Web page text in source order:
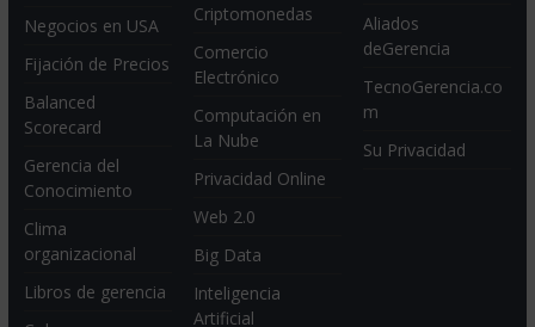
Negocios en USA
Fijación de Precios
Balanced
Scorecard
Gerencia del
Conocimiento
Clima
organizacional
Libros de gerencia
Criptomonedas
Comercio
Electrónico
Computación en
La Nube
Privacidad Online
Web 2.0
Big Data
Inteligencia
Artificial
Aliados
deGerencia
TecnoGerencia.co
m
Su Privacidad